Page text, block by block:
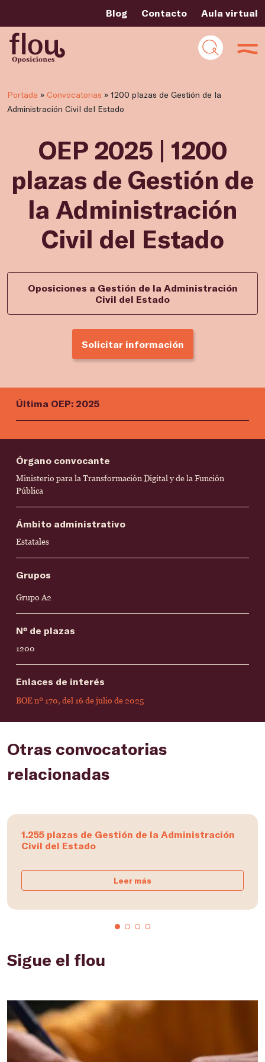
Blog Contacto Aula virtual
Portada » Convocatorias » 1200 plazas de Gestión de la
Administración Civil del Estado
OEP 2025 | 1200
plazas de Gestión de
la Administración
Civil del Estado
Oposiciones a Gestión de la Administración
Civil del Estado
Solicitar información
Última OEP: 2025
Órgano convocante
Ministerio para la Transformación Digital y de la Función
Pública
Ámbito administrativo
Estatales
Grupos
Grupo A2
Nº de plazas
1200
Enlaces de interés
BOE nº 170, del 16 de julio de 2025
Otras convocatorias
relacionadas
1.255 plazas de Gestión de la Administración
Civil del Estado
Leer más
Sigue el flou